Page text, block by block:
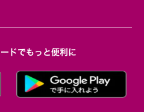
ドでもっと便利に